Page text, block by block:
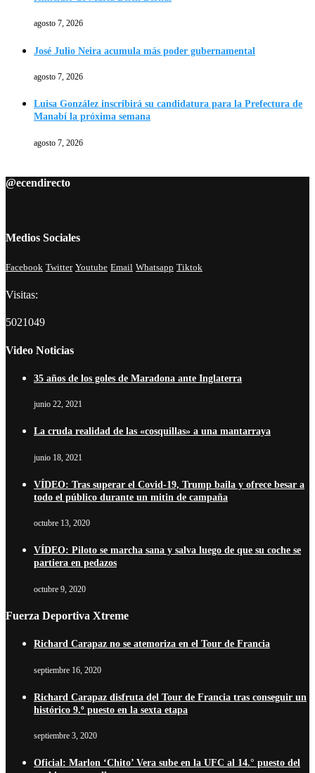
agosto 7, 2026
José Julio Neira acumula más poder gubernamental
agosto 7, 2026
Luisa González inscribirá su candidatura para la Prefectura de
Manabí la próxima semana
agosto 7, 2026
@ecendirecto
Medios Sociales
Facebook Twitter Youtube Email Whatsapp Tiktok
Visitas:
5021049
Video Noticias
35 años de los goles de Maradona ante Inglaterra
junio 22, 2021
La cruda realidad de las «cosquillas» a una mantarraya
junio 18, 2021
VÍDEO: Tras superar el Covid-19, Trump baila y ofrece besar a
todo el público durante un mitin de campaña
octubre 13, 2020
VÍDEO: Piloto se marcha sana y salva luego de que su coche se
partiera en pedazos
octubre 9, 2020
Fuerza Deportiva Xtreme
Richard Carapaz no se atemoriza en el Tour de Francia
septiembre 16, 2020
Richard Carapaz disfruta del Tour de Francia tras conseguir un
histórico 9.º puesto en la sexta etapa
septiembre 3, 2020
Oficial: Marlon ‘Chito’ Vera sube en la UFC al 14.° puesto del